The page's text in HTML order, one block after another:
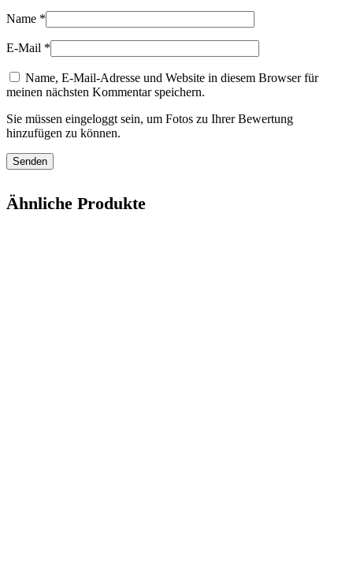
Name *
E-Mail *
Name, E-Mail-Adresse und Website in diesem Browser für
meinen nächsten Kommentar speichern.
Sie müssen eingeloggt sein, um Fotos zu Ihrer Bewertung
hinzufügen zu können.
Ähnliche Produkte